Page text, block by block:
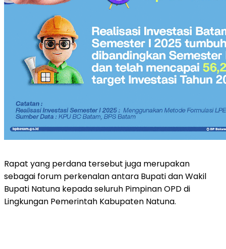
Rapat yang perdana tersebut juga merupakan
sebagai forum perkenalan antara Bupati dan Wakil
Bupati Natuna kepada seluruh Pimpinan OPD di
Lingkungan Pemerintah Kabupaten Natuna.